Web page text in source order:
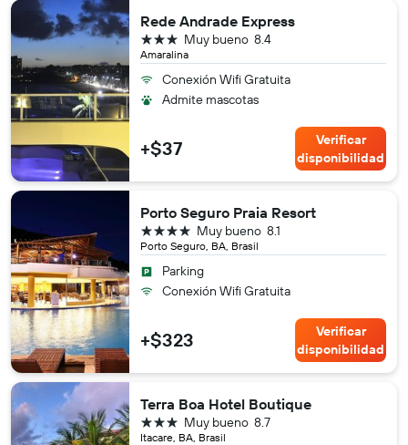
Rede Andrade Express
Amaralina
8.4
Muy bueno
3 estrellas
Conexión Wifi Gratuita
Admite mascotas
+$37
Verificar
disponibilidad
Porto Seguro Praia Resort
Porto Seguro, BA, Brasil
8.1
Muy bueno
4 estrellas
Parking
Conexión Wifi Gratuita
+$323
Verificar
disponibilidad
Terra Boa Hotel Boutique
Itacare, BA, Brasil
8.7
Muy bueno
3 estrellas